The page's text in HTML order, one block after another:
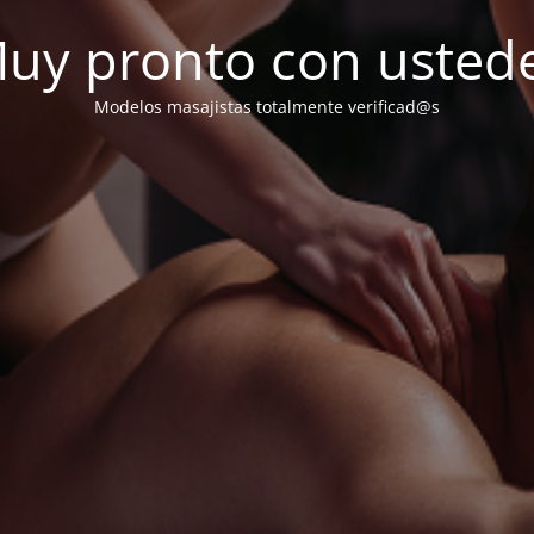
pronto con
Modelos masajistas totalmente verificad@s